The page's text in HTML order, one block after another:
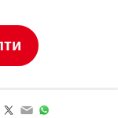
Twitter
EmailWhatsApp